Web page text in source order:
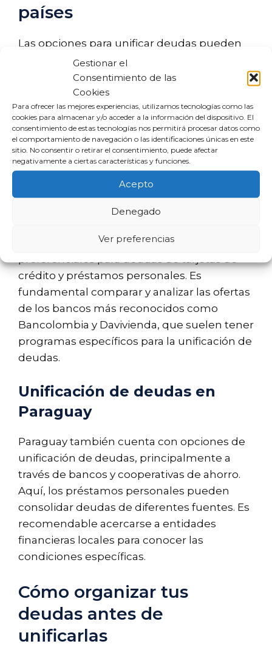
Gestionar el
Consentimiento de las
Cookies
Para ofrecer las mejores experiencias, utilizamos tecnologías como las
cookies para almacenar y/o acceder a la información del dispositivo. El
consentimiento de estas tecnologías nos permitirá procesar datos como
el comportamiento de navegación o las identificaciones únicas en este
sitio. No consentir o retirar el consentimiento, puede afectar
negativamente a ciertas características y funciones.
Acepto
Denegado
Ver preferencias
países
Las opciones para unificar deudas pueden
variar significativamente según el país en el
que residas. Aquí te ofrecemos un breve
vistazo a las opciones disponibles en
Colombia y Paraguay, dos países donde este
problema financiero es común.
Unificación de deudas en
En Colombia, diversas entidades financieras
deudas. Estas pueden incluir tasas
crédito y préstamos personales. Es
fundamental comparar y analizar las ofertas
de los bancos más reconocidos como
Bancolombia y Davivienda, que suelen tener
programas específicos para la unificación de
deudas.
Unificación de deudas en
Paraguay
Paraguay también cuenta con opciones de
unificación de deudas, principalmente a
través de bancos y cooperativas de ahorro.
Aquí, los préstamos personales pueden
consolidar deudas de diferentes fuentes. Es
recomendable acercarse a entidades
financieras locales para conocer las
condiciones específicas.
Cómo organizar tus
deudas antes de
unificarlas